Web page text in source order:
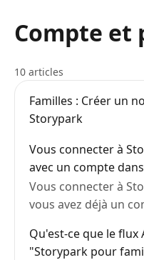
Compte et
10 articles
Familles : Créer un
Storypark
Vous connecter à
avec un compte
Vous connecter à
vous avez déjà un
Qu'est-ce que le flux
"Storypark pour